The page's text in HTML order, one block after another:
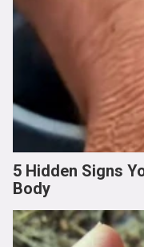
5 Hidden Signs
Body